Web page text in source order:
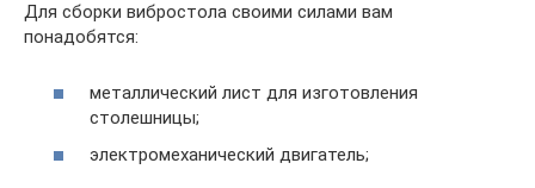
Для сборки вибростола своими силами вам
понадобятся:
металлический лист для изготовления
столешницы;
электромеханический двигатель;